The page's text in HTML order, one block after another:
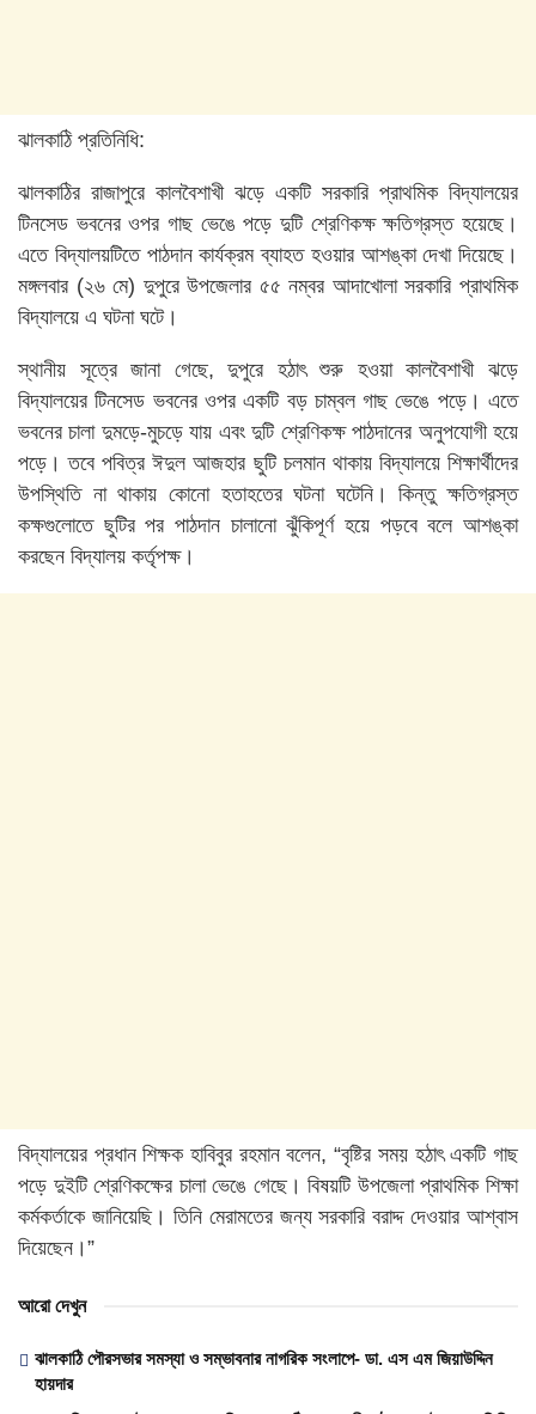
ঝালকাঠি প্রতিনিধি:
ঝালকাঠির রাজাপুরে কালবৈশাখী ঝড়ে একটি সরকারি প্রাথমিক বিদ্যালয়ের
টিনসেড ভবনের ওপর গাছ ভেঙে পড়ে দুটি শ্রেণিকক্ষ ক্ষতিগ্রস্ত হয়েছে।
এতে বিদ্যালয়টিতে পাঠদান কার্যক্রম ব্যাহত হওয়ার আশঙ্কা দেখা দিয়েছে।
মঙ্গলবার (২৬ মে) দুপুরে উপজেলার ৫৫ নম্বর আদাখোলা সরকারি প্রাথমিক
বিদ্যালয়ে এ ঘটনা ঘটে।
স্থানীয় সূত্রে জানা গেছে, দুপুরে হঠাৎ শুরু হওয়া কালবৈশাখী ঝড়ে
বিদ্যালয়ের টিনসেড ভবনের ওপর একটি বড় চাম্বল গাছ ভেঙে পড়ে। এতে
ভবনের চালা দুমড়ে-মুচড়ে যায় এবং দুটি শ্রেণিকক্ষ পাঠদানের অনুপযোগী হয়ে
পড়ে। তবে পবিত্র ঈদুল আজহার ছুটি চলমান থাকায় বিদ্যালয়ে শিক্ষার্থীদের
উপস্থিতি না থাকায় কোনো হতাহতের ঘটনা ঘটেনি। কিন্তু ক্ষতিগ্রস্ত
কক্ষগুলোতে ছুটির পর পাঠদান চালানো ঝুঁকিপূর্ণ হয়ে পড়বে বলে আশঙ্কা
করছেন বিদ্যালয় কর্তৃপক্ষ।
বিদ্যালয়ের প্রধান শিক্ষক হাবিবুর রহমান বলেন, “বৃষ্টির সময় হঠাৎ একটি গাছ
পড়ে দুইটি শ্রেণিকক্ষের চালা ভেঙে গেছে। বিষয়টি উপজেলা প্রাথমিক শিক্ষা
কর্মকর্তাকে জানিয়েছি। তিনি মেরামতের জন্য সরকারি বরাদ্দ দেওয়ার আশ্বাস
দিয়েছেন।”
আরো দেখুন
ঝালকাঠি পৌরসভার সমস্যা ও সম্ভাবনার নাগরিক সংলাপে- ডা. এস এম জিয়াউদ্দিন
হায়দার